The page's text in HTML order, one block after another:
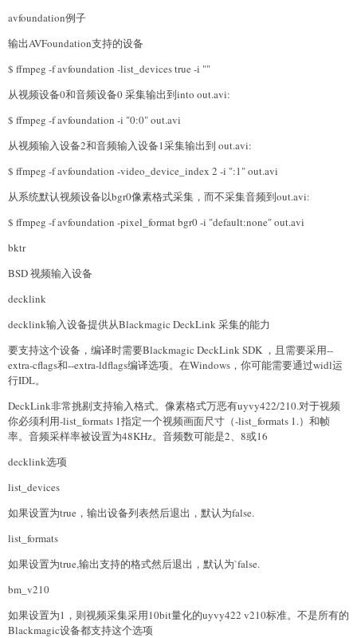
avfoundation例子
输出AVFoundation支持的设备
$ ffmpeg -f avfoundation -list_devices true -i ""
从视频设备0和音频设备0 采集输出到into out.avi:
$ ffmpeg -f avfoundation -i "0:0" out.avi
从视频输入设备2和音频输入设备1采集输出到 out.avi:
$ ffmpeg -f avfoundation -video_device_index 2 -i ":1" out.avi
从系统默认视频设备以bgr0像素格式采集，而不采集音频到out.avi:
$ ffmpeg -f avfoundation -pixel_format bgr0 -i "default:none" out.avi
bktr
BSD 视频输入设备
decklink
decklink输入设备提供从Blackmagic DeckLink 采集的能力
要支持这个设备，编译时需要Blackmagic DeckLink SDK ，且需要采用--
extra-cflags和--extra-ldflags编译选项。在Windows，你可能需要通过widl运
行IDL。
DeckLink非常挑剔支持输入格式。像素格式万恶有uyvy422/210.对于视频
你必须利用-list_formats 1指定一个视频画面尺寸（-list_formats 1.）和帧
率。音频采样率被设置为48KHz。音频数可能是2、8或16
decklink选项
list_devices
如果设置为true，输出设备列表然后退出，默认为false.
list_formats
如果设置为true,输出支持的格式然后退出，默认为`false.
bm_v210
如果设置为1，则视频采集采用10bit量化的uyvy422 v210标准。不是所有的
Blackmagic设备都支持这个选项